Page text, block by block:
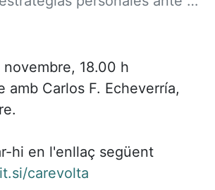
novembre, 18.00 h
amb Carlos F. Echeverría,
hi en l'enllaç següent
carevolta